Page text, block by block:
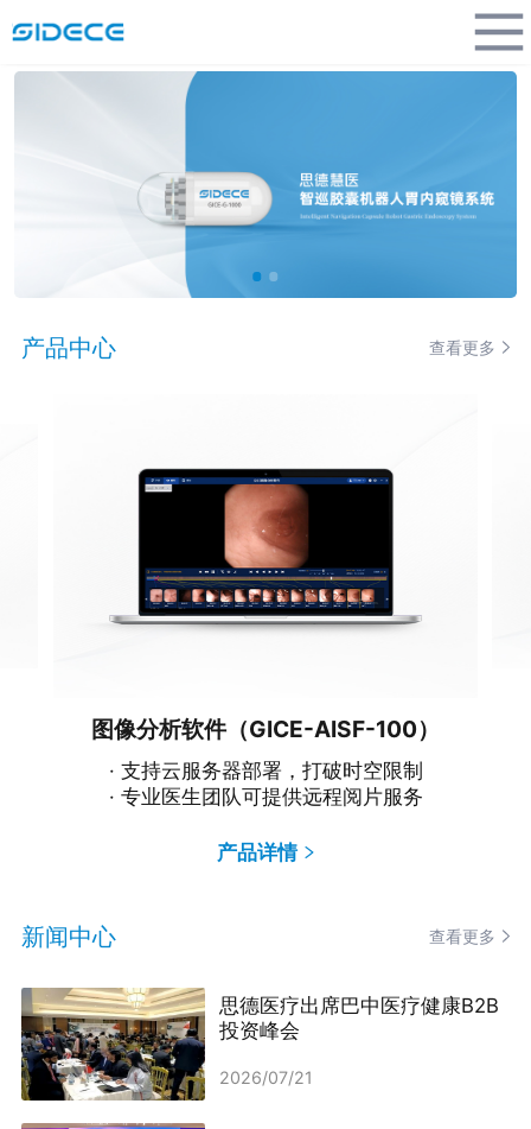
产品中心 查看更多
图像分析软件（GICE-AISF-100）
· 支持云服务器部署，打破时空限制
· 专业医生团队可提供远程阅片服务
产品详情
新闻中心 查看更多
思德医疗出席巴中医疗健康B2B
投资峰会
2026/07/21